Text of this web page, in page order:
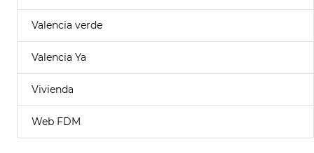
Valencia verde
Valencia Ya
Vivienda
Web FDM